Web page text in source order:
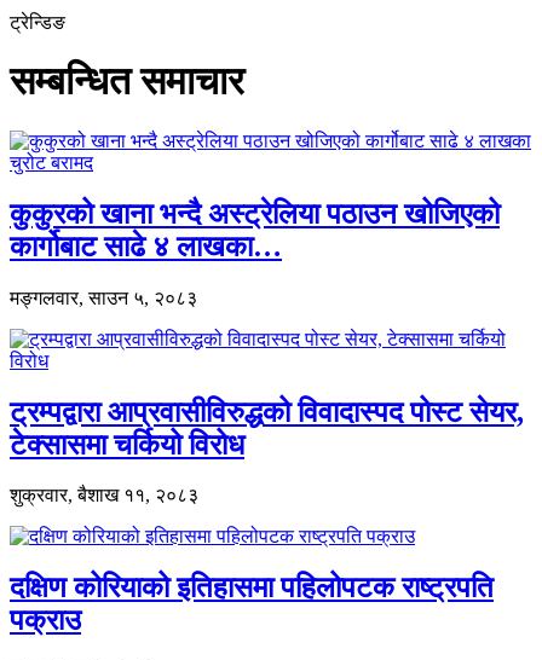
ट्रेन्डिङ
सम्बन्धित समाचार
कुकुरको खाना भन्दै अस्ट्रेलिया पठाउन खोजिएको
कार्गोबाट साढे ४ लाखका…
मङ्गलवार, साउन ५, २०८३
ट्रम्पद्वारा आप्रवासीविरुद्धको विवादास्पद पोस्ट सेयर,
टेक्सासमा चर्कियो विरोध
शुक्रवार, बैशाख ११, २०८३
दक्षिण कोरियाको इतिहासमा पहिलोपटक राष्ट्रपति
पक्राउ